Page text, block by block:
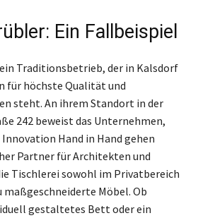
Ein Fallbeispiel
Traditionsbetrieb, der in Kalsdorf
für höchste Qualität und
steht. An ihrem Standort in der
242 beweist das Unternehmen,
Innovation Hand in Hand gehen
Partner für Architekten und
Tischlerei sowohl im Privatbereich
maßgeschneiderte Möbel. Ob
gestaltetes Bett oder ein